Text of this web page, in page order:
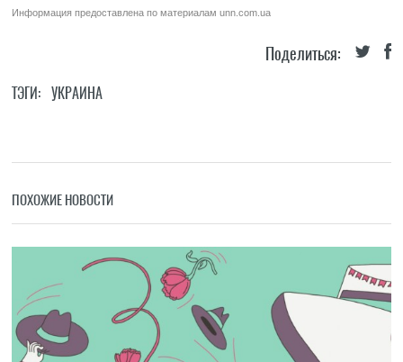
Информация предоставлена по материаламunn.com.ua
Поделиться:
ТЭГИ: УКРАИНА
ПОХОЖИЕ НОВОСТИ